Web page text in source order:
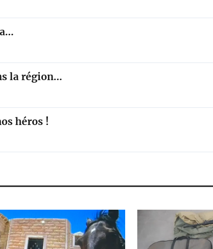
la région…
héros !